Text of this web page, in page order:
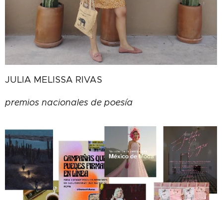
JULIA MELISSA RIVAS
premios nacionales de poesía